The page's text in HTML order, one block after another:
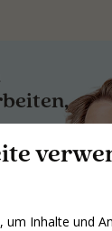
um Inhalte und
arbeiten,